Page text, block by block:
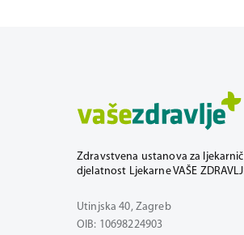
Zdravstvena ustanova za
djelatnost Ljekarne VAŠE
Utinjska 40, Zagreb
OIB: 10698224903